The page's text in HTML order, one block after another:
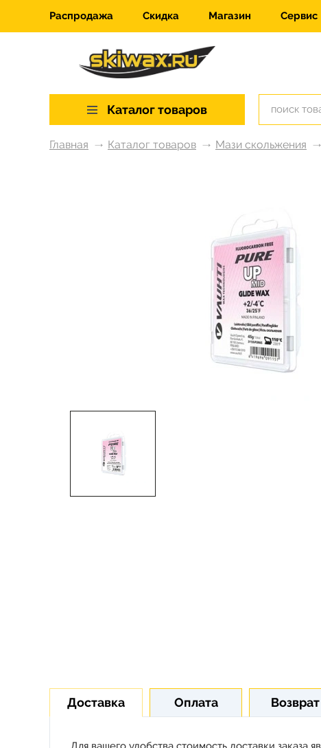
Распродажа Скидка Магазин Сервис
Каталог товаров
Главная Каталог товаров Мази скольжения
Доставка Оплата Возврат